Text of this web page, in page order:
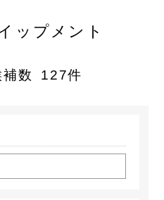
ップメント
数 127件